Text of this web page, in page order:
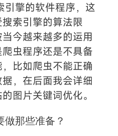
擎的软件程序，这
索引擎的算法限
今越来越多的运用
虫程序还是不具备
比如爬虫不能正确
，在后面我会详细
图片关键词优化。
做那些准备？